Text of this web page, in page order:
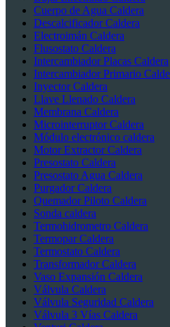
Cuerpo de Agua Caldera
Descalcificador Caldera
Electroimán Caldera
Flusostato Caldera
Intercambiador Placas Caldera
Intercambiador Primario
Inyector Caldera
Llave Llenado Caldera
Membrana Caldera
Microinterruptor Caldera
Módulo electrónico caldera
Motor Extractor Caldera
Presostato Caldera
Presostato Agua Caldera
Purgador Caldera
Quemador Piloto Caldera
Sonda caldera
Termohidrometro Caldera
Termopar Caldera
Termostato Caldera
Transformador Caldera
Vaso Expansión Caldera
Válvula Caldera
Válvula Seguridad Caldera
Válvula 3 Vías Caldera